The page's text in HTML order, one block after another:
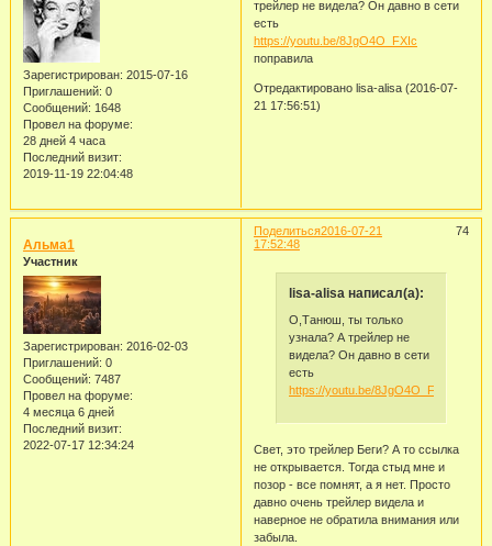
Зарегистрирован: 2015-07-16
Приглашений: 0
Сообщений: 1648
Провел на форуме:
28 дней 4 часа
Последний визит:
2019-11-19 22:04:48
трейлер не видела? Он давно в сети
есть
https://youtu.be/8JgO4O_FXIc
поправила
Отредактировано lisa-alisa (2016-07-
21 17:56:51)
Поделиться 74
2016-07-21
17:52:48
Альма1
Участник
Зарегистрирован: 2016-02-03
Приглашений: 0
Сообщений: 7487
Провел на форуме:
4 месяца 6 дней
Последний визит:
2022-07-17 12:34:24
lisa-alisa написал(а):
О,Танюш, ты только
узнала? А трейлер не
видела? Он давно в сети
есть
https://youtu.be/8JgO4O_FXIcс.
Свет, это трейлер Беги? А то ссылка
не открывается. Тогда стыд мне и
позор - все помнят, а я нет. Просто
давно очень трейлер видела и
наверное не обратила внимания или
забыла.